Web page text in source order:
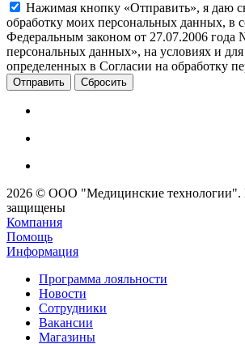
Нажимая кнопку «Отправить», я даю
обработку моих персональных данных, в
Федеральным законом от 27.07.2006
персональных данных», на условиях и
определенных в Согласии на обработку
Сбросить
2026 © ООО "Медицинские технологии".
защищены
Компания
Помощь
Информация
Программа лояльности
Новости
Сотрудники
Вакансии
Магазины